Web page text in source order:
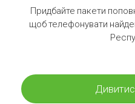
Придбайте пакети
щоб телефонувати